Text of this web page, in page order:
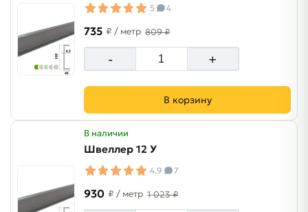
5 4
735 ₽ / метр 809 ₽
- +
В корзину
В наличии
Швеллер 12 У
4.9 7
930 ₽ / метр 1 023 ₽